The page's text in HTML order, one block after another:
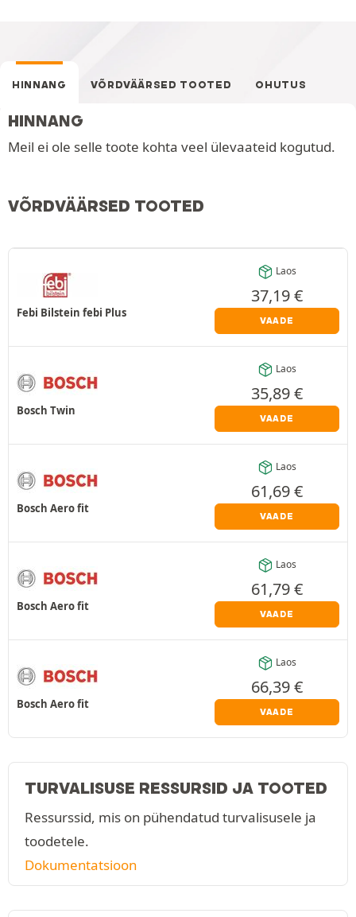
HINNANG VÕRDVÄÄRSED TOOTED OHUTUS
HINNANG
Meil ei ole selle toote kohta veel ülevaateid kogutud.
VÕRDVÄÄRSED TOOTED
Febi Bilstein febi Plus
Laos
37,19€
VAADE
Bosch Twin
Laos
35,89€
VAADE
Bosch Aero fit
Laos
61,69€
VAADE
Bosch Aero fit
Laos
61,79€
VAADE
Bosch Aero fit
Laos
66,39€
VAADE
TURVALISUSE RESSURSID JA TOOTED
Ressurssid, mis on pühendatud turvalisusele ja
toodetele.
Dokumentatsioon